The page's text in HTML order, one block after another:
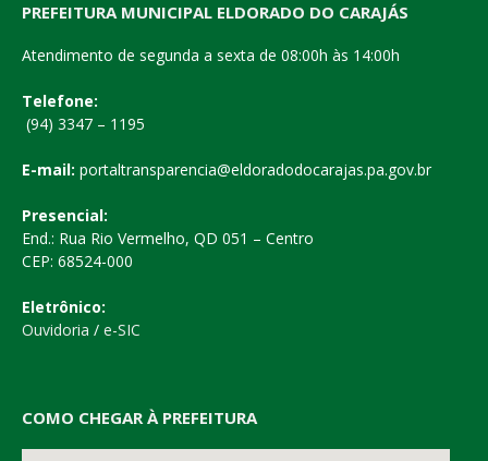
PREFEITURA MUNICIPAL ELDORADO DO CARAJÁS
Atendimento de segunda a sexta de 08:00h às 14:00h
Telefone:
(94) 3347 – 1195
E-mail: portaltransparencia@eldoradodocarajas.pa.gov.br
Presencial:
End.: Rua Rio Vermelho, QD 051 – Centro
CEP: 68524-000
Eletrônico:
Ouvidoria / e-SIC
COMO CHEGAR À PREFEITURA